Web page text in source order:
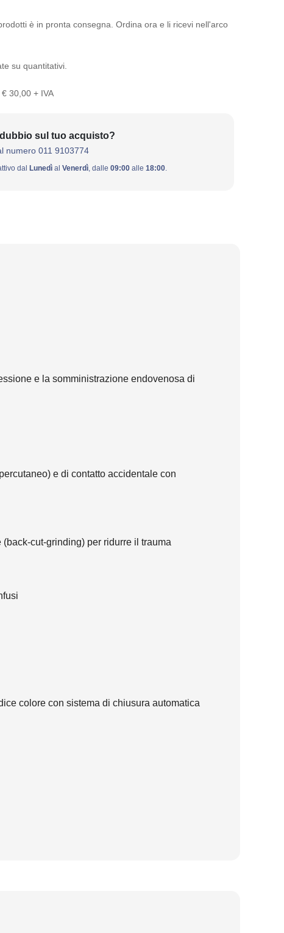
è in pronta consegna. Ordina ora e li ricevi nell'arco
su quantitativi.
30,00 + IVA
sul tuo acquisto?
numero 011 9103774
dal Lunedìal Venerdì, dalle 09:00alle 18:00.
e la somministrazione endovenosa di
e di contatto accidentale con
cut-grinding) per ridurre il trauma
colore con sistema di chiusura automatica